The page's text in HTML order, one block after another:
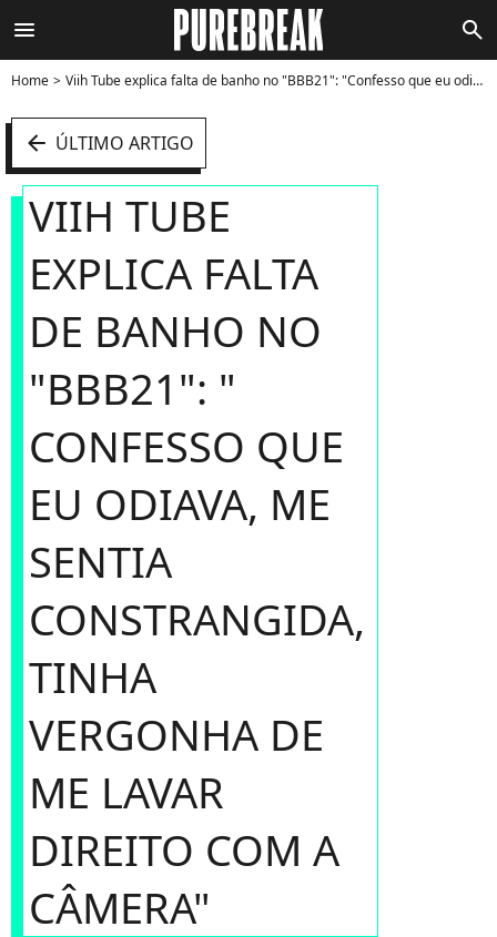
menu search
Home Viih Tube explica falta de banho no "BBB21": "Confesso que eu odiava, me sentia constrangida, tinha vergonha de me lavar direito com a câmera" - Foto
arrow_left ÚLTIMO ARTIGO
VIIH TUBE
EXPLICA FALTA
DE BANHO NO
"BBB21": "
CONFESSO QUE
EU ODIAVA, ME
SENTIA
CONSTRANGIDA,
TINHA
VERGONHA DE
ME LAVAR
DIREITO COM A
CÂMERA"